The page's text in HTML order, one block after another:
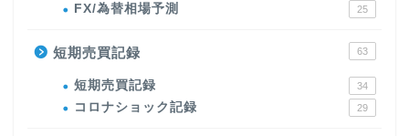
FX/為替相場予測 25
短期売買記録 63
短期売買記録 34
コロナショック記録 29